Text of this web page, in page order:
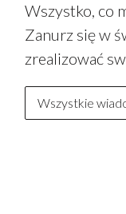
Wszystko, co
Zanurz się w
zrealizować
Wszystkie